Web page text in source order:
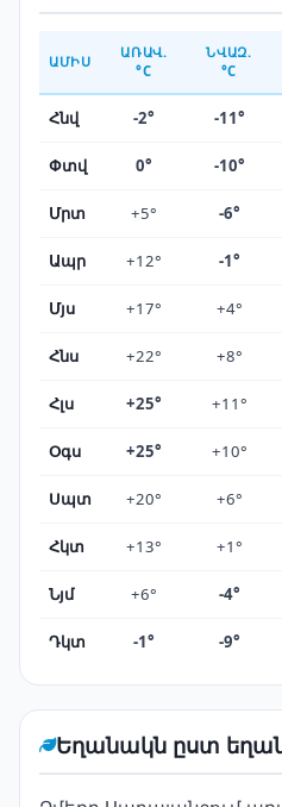
ԱՄԻՍ
ԱՌԱՎ.
°C
ՆՎԱԶ.
°C
Հնվ -2° -11°
Փտվ 0° -10°
Մրտ +5° -6°
Ապր +12° -1°
Մյս +17° +4°
Հնս +22° +8°
Հլս +25° +11°
Օգս +25° +10°
Սպտ +20° +6°
Հկտ +13° +1°
Նյմ +6° -4°
Դկտ -1° -9°
Եղանակն ըստ